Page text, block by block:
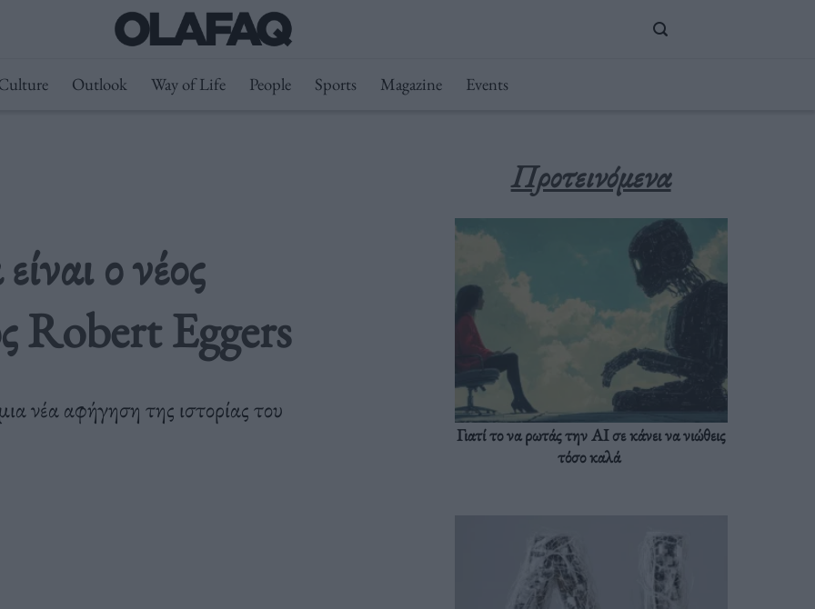
Outlook Way of Life People Sports Magazine Events
ο νέος
Robert Eggers
νέα αφήγηση της ιστορίας του
Προτεινόμενα
Γιατί το να ρωτάς την AI σε κάνει να νιώθεις
τόσο καλά